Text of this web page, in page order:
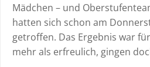
Mädchen – und
hatten sich schon am
getroffen. Das Ergebnis war
mehr als erfreulich, gingen